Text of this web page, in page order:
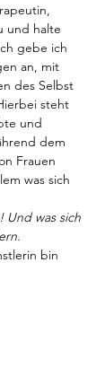
und halte
gebe ich
an, mit
des Selbst
steht
und
dem
Frauen
was sich
Und was sich
bin